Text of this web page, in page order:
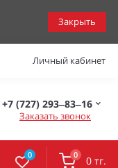
Закрыть
Личный кабинет
+7 (727) 293‒83‒16
Заказать звонок
0 0 0 тг.